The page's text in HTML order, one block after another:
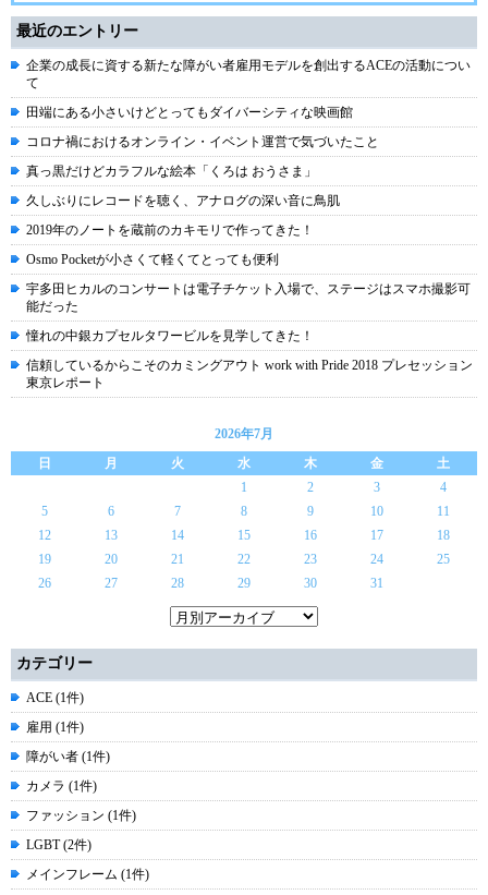
最近のエントリー
企業の成長に資する新たな障がい者雇用モデルを創出するACEの活動につい
て
田端にある小さいけどとってもダイバーシティな映画館
コロナ禍におけるオンライン・イベント運営で気づいたこと
真っ黒だけどカラフルな絵本「くろは おうさま」
久しぶりにレコードを聴く、アナログの深い音に鳥肌
2019年のノートを蔵前のカキモリで作ってきた！
Osmo Pocketが小さくて軽くてとっても便利
宇多田ヒカルのコンサートは電子チケット入場で、ステージはスマホ撮影可
能だった
憧れの中銀カプセルタワービルを見学してきた！
信頼しているからこそのカミングアウト work with Pride 2018 プレセッション
東京レポート
2026年7月
日
月 火 水 木 金
土
1
2 3
4
5
6 7 8 9 10
11
12
13 14 15 16 17
18
19
20 21 22 23 24
25
26
27 28 29 30 31
カテゴリー
ACE (1件)
雇用 (1件)
障がい者 (1件)
カメラ (1件)
ファッション (1件)
LGBT (2件)
メインフレーム (1件)